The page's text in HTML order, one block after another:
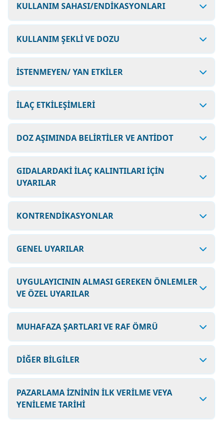
KULLANIM SAHASI/ENDİKASYONLARI
KULLANIM ŞEKLİ VE DOZU
İSTENMEYEN/ YAN ETKİLER
İLAÇ ETKİLEŞİMLERİ
DOZ AŞIMINDA BELİRTİLER VE ANTİDOT
GIDALARDAKİ İLAÇ KALINTILARI İÇİN
UYARILAR
KONTRENDİKASYONLAR
GENEL UYARILAR
UYGULAYICININ ALMASI GEREKEN ÖNLEMLER
VE ÖZEL UYARILAR
MUHAFAZA ŞARTLARI VE RAF ÖMRÜ
DİĞER BİLGİLER
PAZARLAMA İZNİNİN İLK VERİLME VEYA
YENİLEME TARİHİ